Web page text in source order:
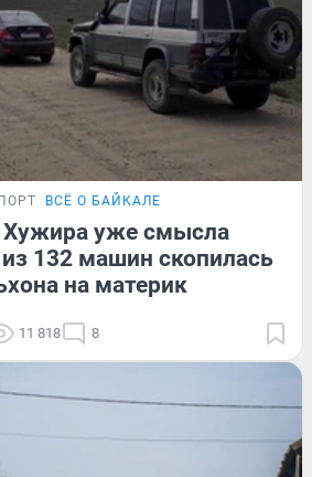
ВСЁ О БАЙКАЛЕ
уже смысла
132 машин скопилась
на материк
11 818 8